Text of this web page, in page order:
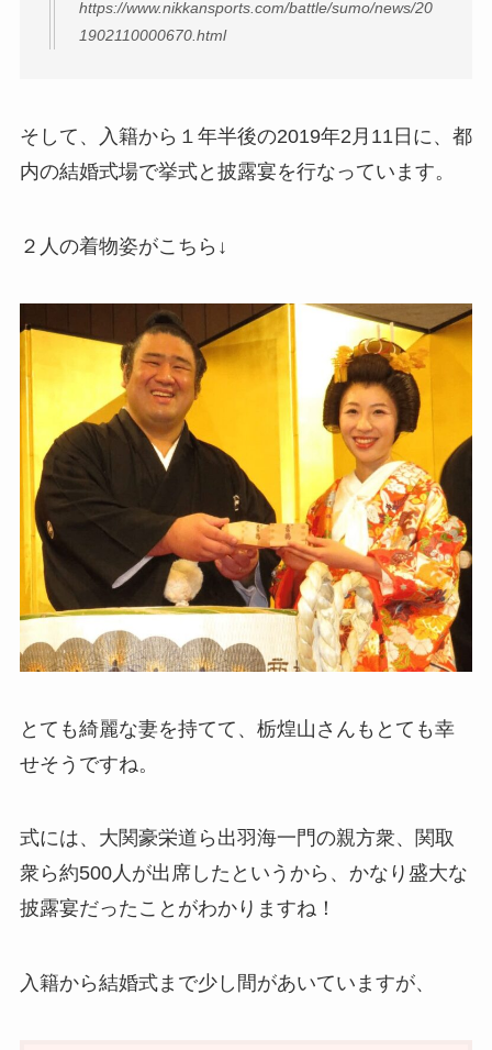
https://www.nikkansports.com/battle/sumo/news/20
1902110000670.html
そして、入籍から１年半後の2019年2月11日に、都
内の結婚式場で挙式と披露宴を行なっています。
２人の着物姿がこちら↓
とても綺麗な妻を持てて、栃煌山さんもとても幸
せそうですね。
式には、大関豪栄道ら出羽海一門の親方衆、関取
衆ら約500人が出席したというから、かなり盛大な
披露宴だったことがわかりますね！
入籍から結婚式まで少し間があいていますが、